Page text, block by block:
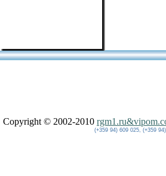
Copyright © 2002-2010
(+359 94) 609 025, (+359